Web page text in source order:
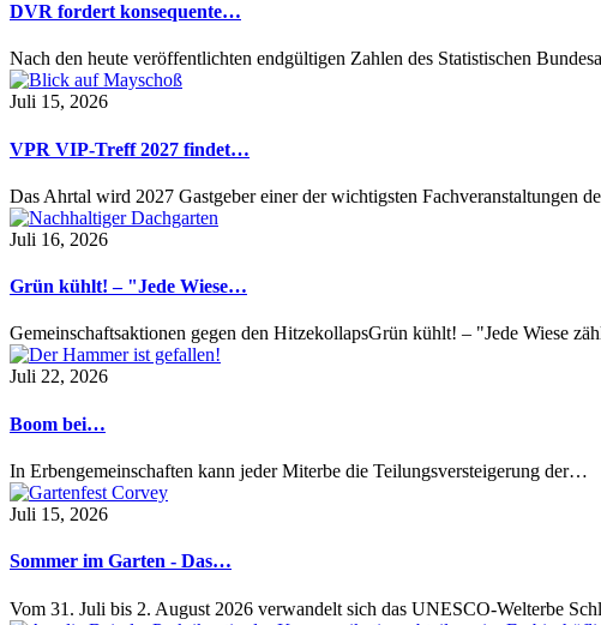
DVR fordert konsequente…
Nach den heute veröffentlichten endgültigen Zahlen des Statistischen
Juli 15, 2026
VPR VIP-Treff 2027 findet…
Das Ahrtal wird 2027 Gastgeber einer der wichtigsten Fachveranstaltungen
Juli 16, 2026
Grün kühlt! – "Jede Wiese…
Gemeinschaftsaktionen gegen den HitzekollapsGrün kühlt! – "Jede Wiese
Juli 22, 2026
Boom bei…
In Erbengemeinschaften kann jeder Miterbe die Teilungsversteigerung der…
Juli 15, 2026
Sommer im Garten - Das…
Vom 31. Juli bis 2. August 2026 verwandelt sich das UNESCO-Welterbe